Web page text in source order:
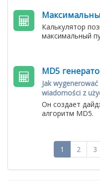
Калькулятор
максимальный
MD5
Jak
wiadomości z
Он создает
алгоритм
1 2 3